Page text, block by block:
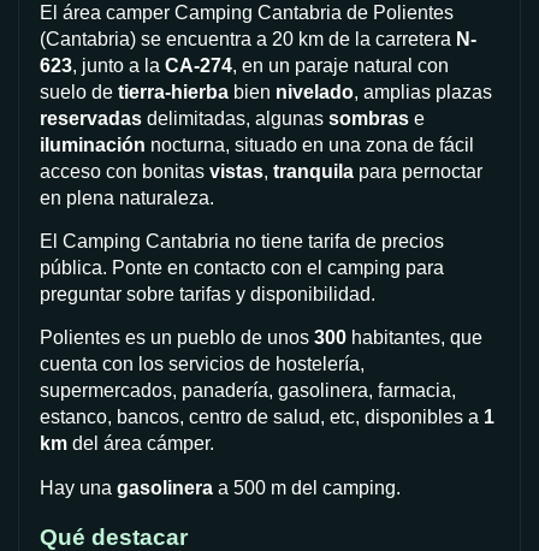
El área camper Camping Cantabria de Polientes
(Cantabria) se encuentra a 20 km de la carretera N-
623, junto a la CA-274, en un paraje natural con
suelo de tierra-hierba bien nivelado, amplias plazas
reservadas delimitadas, algunas sombras e
iluminación nocturna, situado en una zona de fácil
acceso con bonitas vistas, tranquila para pernoctar
en plena naturaleza.
El Camping Cantabria no tiene tarifa de precios
pública. Ponte en contacto con el camping para
preguntar sobre tarifas y disponibilidad.
Polientes es un pueblo de unos 300 habitantes, que
cuenta con los servicios de hostelería,
supermercados, panadería, gasolinera, farmacia,
estanco, bancos, centro de salud, etc, disponibles a 1
km del área cámper.
Hay una gasolinera a 500 m del camping.
Qué destacar